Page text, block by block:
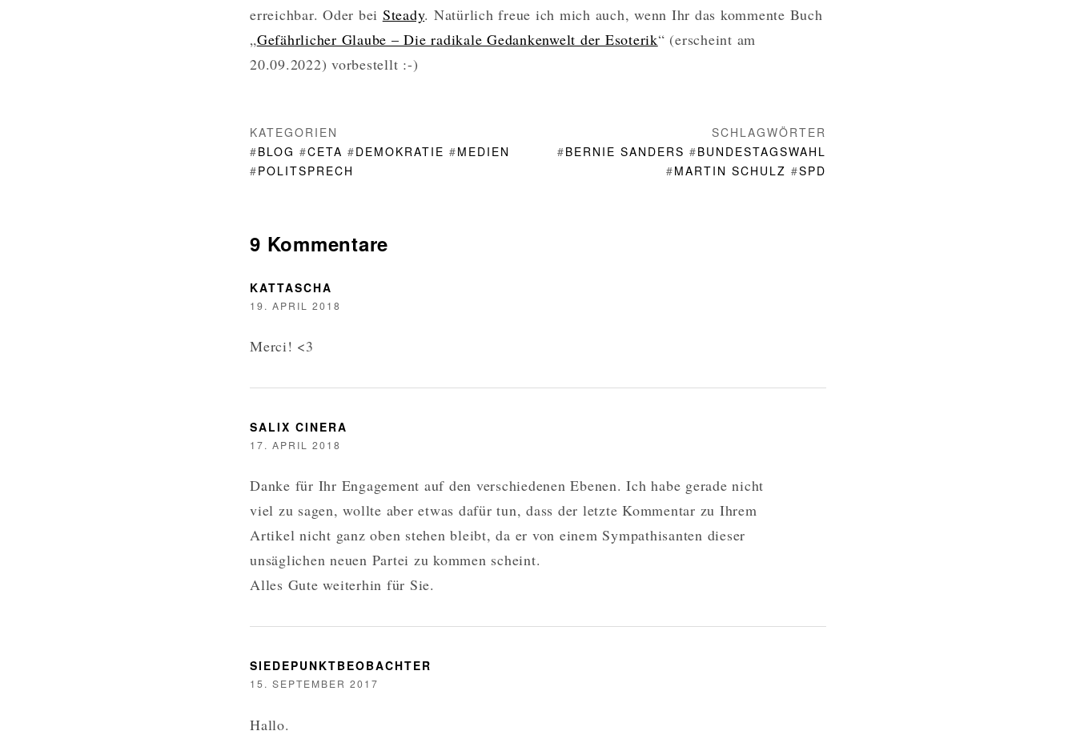
erreichbar. Oder bei Steady. Natürlich freue ich mich auch, wenn Ihr das kommente Buch
„Gefährlicher Glaube – Die radikale Gedankenwelt der Esoterik“ (erscheint am
20.09.2022) vorbestellt :-)
KATEGORIEN
#BLOG #CETA #DEMOKRATIE #MEDIEN
#POLITSPRECH
SCHLAGWÖRTER
#BERNIE SANDERS #BUNDESTAGSWAHL
#MARTIN SCHULZ #SPD
9 Kommentare
KATTASCHA
19. APRIL 2018
Merci! <3
SALIX CINERA
17. APRIL 2018
Danke für Ihr Engagement auf den verschiedenen Ebenen. Ich habe gerade nicht
viel zu sagen, wollte aber etwas dafür tun, dass der letzte Kommentar zu Ihrem
Artikel nicht ganz oben stehen bleibt, da er von einem Sympathisanten dieser
unsäglichen neuen Partei zu kommen scheint.
Alles Gute weiterhin für Sie.
SIEDEPUNKTBEOBACHTER
15. SEPTEMBER 2017
Hallo.